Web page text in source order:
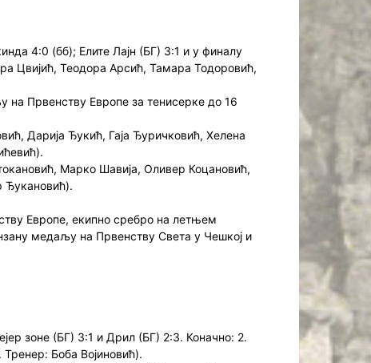
4:0 (бб); Елите Лајн (БГ) 3:1 и у финалу
Цвијић, Теодора Арсић, Тамара Тодоровић,
на Првенству Европе за тенисерке до 16
Дарија Ђукић, Гаја Ђуричковић, Хелена
Марко Шавија, Оливер Коцановић,
Ђукановић).
Европе, екипно сребро на летњем
медаљу на Првенству Света у Чешкој и
зоне (БГ) 3:1 и Дрил (БГ) 2:3. Коначно: 2.
Боба Војиновић).